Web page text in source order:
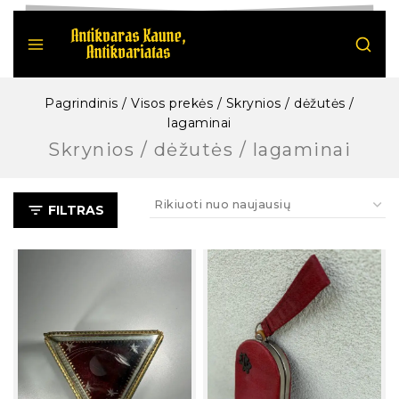
Pagrindinis / Visos prekės / Skrynios / dėžutės /
lagaminai
Skrynios / dėžutės / lagaminai
FILTRAS